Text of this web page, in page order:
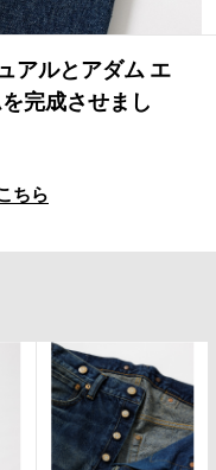
アルとアダム エ
完成させまし
ちら